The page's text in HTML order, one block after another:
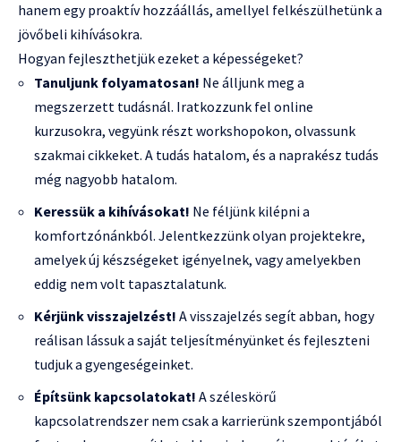
hanem egy proaktív hozzáállás, amellyel felkészülhetünk a
jövőbeli kihívásokra.
Hogyan fejleszthetjük ezeket a képességeket?
Tanuljunk folyamatosan! Ne álljunk meg a
megszerzett tudásnál. Iratkozzunk fel online
kurzusokra, vegyünk részt workshopokon, olvassunk
szakmai cikkeket. A tudás hatalom, és a naprakész tudás
még nagyobb hatalom.
Keressük a kihívásokat! Ne féljünk kilépni a
komfortzónánkból. Jelentkezzünk olyan projektekre,
amelyek új készségeket igényelnek, vagy amelyekben
eddig nem volt tapasztalatunk.
Kérjünk visszajelzést! A visszajelzés segít abban, hogy
reálisan lássuk a saját teljesítményünket és fejleszteni
tudjuk a gyengeségeinket.
Építsünk kapcsolatokat! A széleskörű
kapcsolatrendszer nem csak a karrierünk szempontjából